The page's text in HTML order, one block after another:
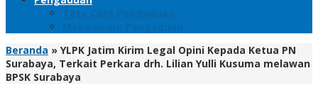
Tata Cara Pengaduan
Mekanisme Pengaduan
Beranda » YLPK Jatim Kirim Legal Opini Kepada Ketua PN
Surabaya, Terkait Perkara drh. Lilian Yulli Kusuma melawan
BPSK Surabaya